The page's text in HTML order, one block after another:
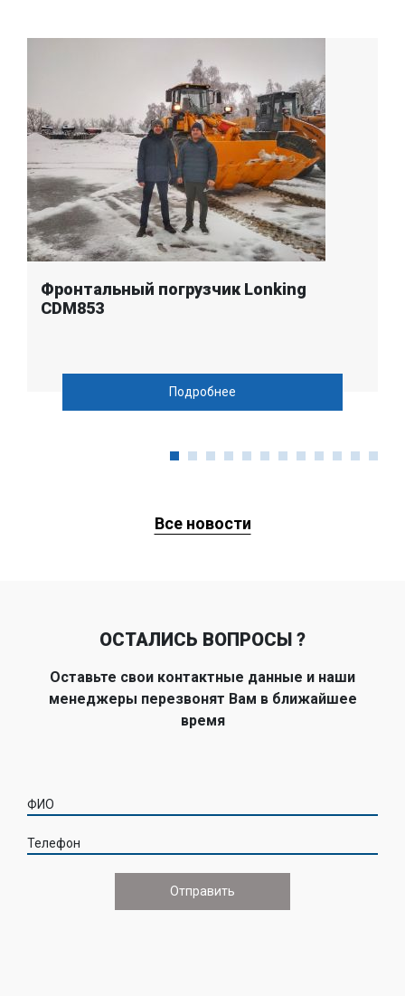
Фронтальный погрузчик Lonking
CDM853
Подробнее
Все новости
ОСТАЛИСЬ ВОПРОСЫ ?
Оставьте свои контактные данные и наши
менеджеры перезвонят Вам в ближайшее
время
ФИО
Телефон